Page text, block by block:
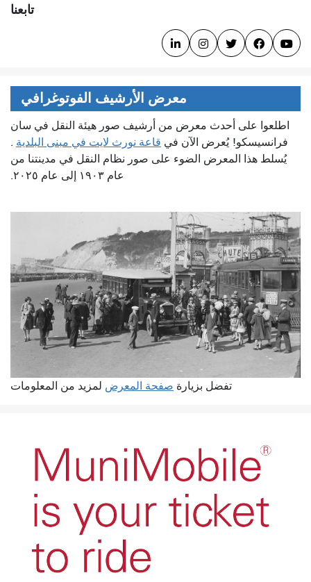
تابعنا





معرض الأرشيف الفوتوغرافي
اطلعوا على أحدث معرض من أرشيف صور هيئة النقل في سان
فرانسيسكو! يُعرض الآن في قاعة نورث لايت في مبنى البلدية .
يُسلط هذا المعرض الضوء على صور نظام النقل في مدينتنا من
عام ١٩٠٣ إلى عام ٢٠٢٥.
تفضل بزيارة صفحة المعرض لمزيد من المعلومات